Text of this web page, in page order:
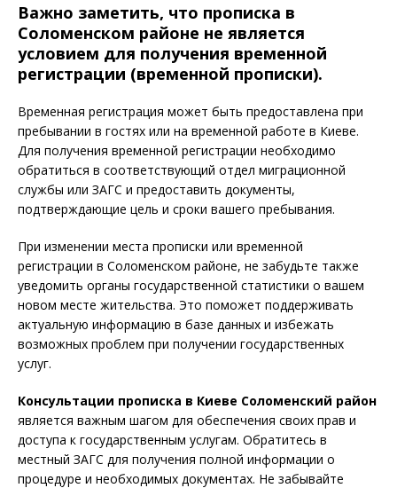
Важно заметить, что прописка в
Соломенском районе не является
условием для получения временной
регистрации (временной прописки).
Временная регистрация может быть предоставлена при
пребывании в гостях или на временной работе в Киеве.
Для получения временной регистрации необходимо
обратиться в соответствующий отдел миграционной
службы или ЗАГС и предоставить документы,
подтверждающие цель и сроки вашего пребывания.
При изменении места прописки или временной
регистрации в Соломенском районе, не забудьте также
уведомить органы государственной статистики о вашем
новом месте жительства. Это поможет поддерживать
актуальную информацию в базе данных и избежать
возможных проблем при получении государственных
услуг.
Консультации прописка в Киеве Соломенский район
является важным шагом для обеспечения своих прав и
доступа к государственным услугам. Обратитесь в
местный ЗАГС для получения полной информации о
процедуре и необходимых документах. Не забывайте